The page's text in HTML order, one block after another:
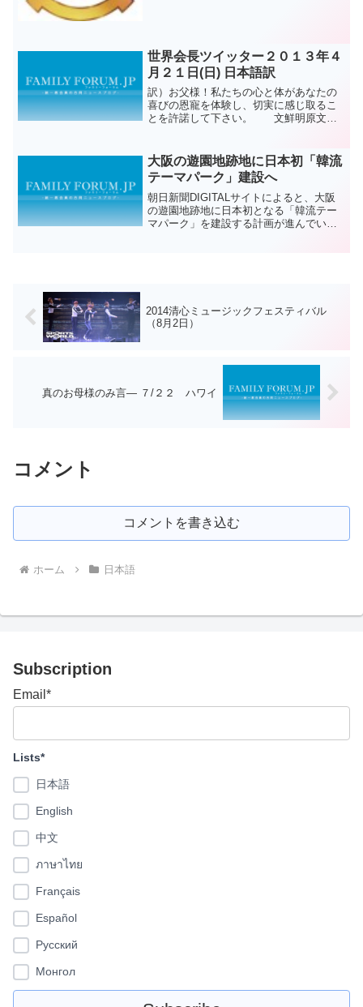
世界会長ツイッター２０１３年４
月２１日(日) 日本語訳
訳）お父様！私たちの心と体があなたの
喜びの恩寵を体験し、切実に感じ取るこ
とを許諾して下さい。 文鮮明原文）
大阪の遊園地跡地に日本初「韓流
テーマパーク」建設へ
朝日新聞DIGITALサイトによると、大阪
の遊園地跡地に日本初となる「韓流テー
マパーク」を建設する計画が進んでいる
2014清心ミュージックフェスティバル
（8月2日）
真のお母様のみ言― ７/２２ ハワイ
コメント
コメントを書き込む
ホーム 日本語
Subscription
Email*
Lists*
日本語
English
中文
ภาษาไทย
Français
Español
Pусский
Монгол